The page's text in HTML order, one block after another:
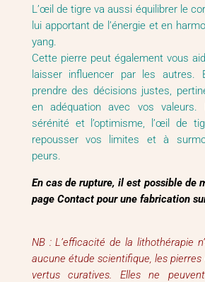
L’œil de tigre va aussi équilibrer le
lui apportant de l’énergie et en
yang.
Cette pierre peut également vous
laisser influencer par les autres.
prendre des décisions justes,
en adéquation avec vos valeurs.
sérénité et l’optimisme, l’œil de
repousser vos limites et à
peurs.
En cas de rupture, il est possible de
page Contact pour une fabrication
NB : L’efficacité de la lithothérapie
aucune étude scientifique, les pierres
vertus curatives. Elles ne